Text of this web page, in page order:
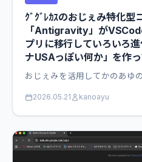
ｸﾞｸﾞﾚｶｽのおじぇみ特化型
「Antigravity」が
プリに移行していろいろ
ナUSAっぽい何か」を作
おじぇみを活用してかのあゆ
2026.05.21 kanoayu